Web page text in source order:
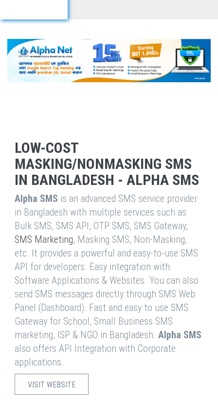
LOW-COST
MASKING/NONMASKING SMS
IN BANGLADESH - ALPHA SMS
Alpha SMS is an advanced SMS service provider
in Bangladesh with multiple services such as
Bulk SMS, SMS API, OTP SMS, SMS Gateway,
SMS Marketing, Masking SMS, Non-Masking,
etc. It provides a powerful and easy-to-use SMS
API for developers. Easy integration with
Software Applications & Websites. You can also
send SMS messages directly through SMS Web
Panel (Dashboard). Fast and easy to use SMS
Gateway for School, Small Business SMS
marketing, ISP & NGO in Bangladesh. Alpha SMS
also offers API Integration with Corporate
applications.
VISIT WEBSITE